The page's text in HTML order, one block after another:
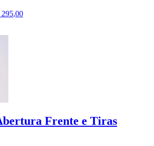
295,00
Frente e Tiras